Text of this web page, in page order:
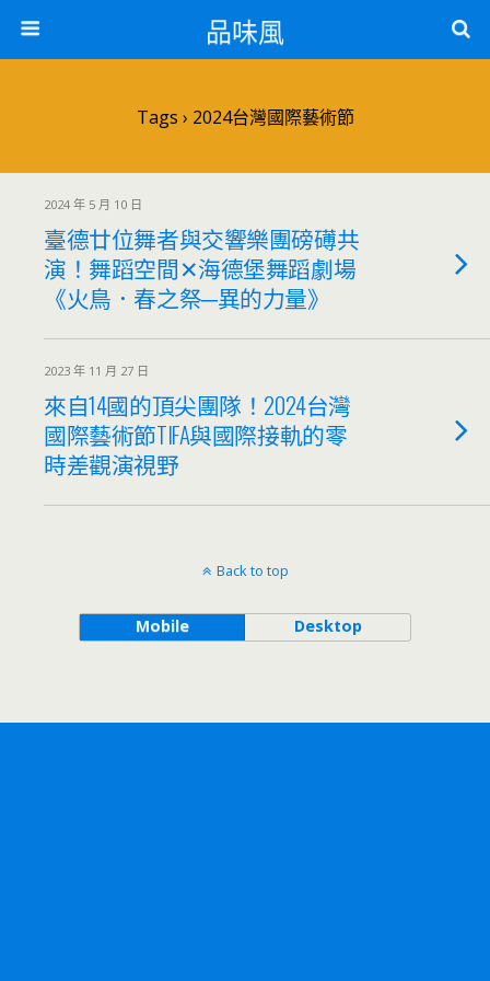
品味風
Tags › 2024台灣國際藝術節
2024 年 5 月 10 日
臺德廿位舞者與交響樂團磅礡共
演！舞蹈空間✕海德堡舞蹈劇場
《火鳥．春之祭─異的力量》
2023 年 11 月 27 日
來自14國的頂尖團隊！2024台灣
國際藝術節TIFA與國際接軌的零
時差觀演視野
Back to top
Mobile Desktop